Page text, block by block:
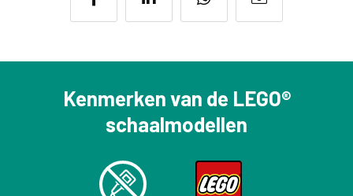
Kenmerken van de LEGO®
schaalmodellen